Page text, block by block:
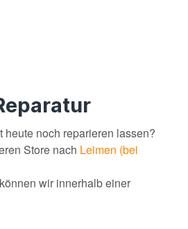
heute noch reparieren lassen?
Store nach Leimen (bei
wir innerhalb einer